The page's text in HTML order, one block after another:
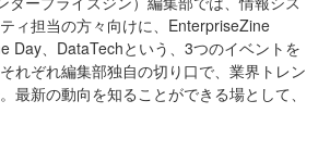
ィ担当の方々向けに、EnterpriseZine
Day、DataTechという、3つのイベントを
れぞれ編集部独自の切り口で、業界トレン
最新の動向を知ることができる場として、